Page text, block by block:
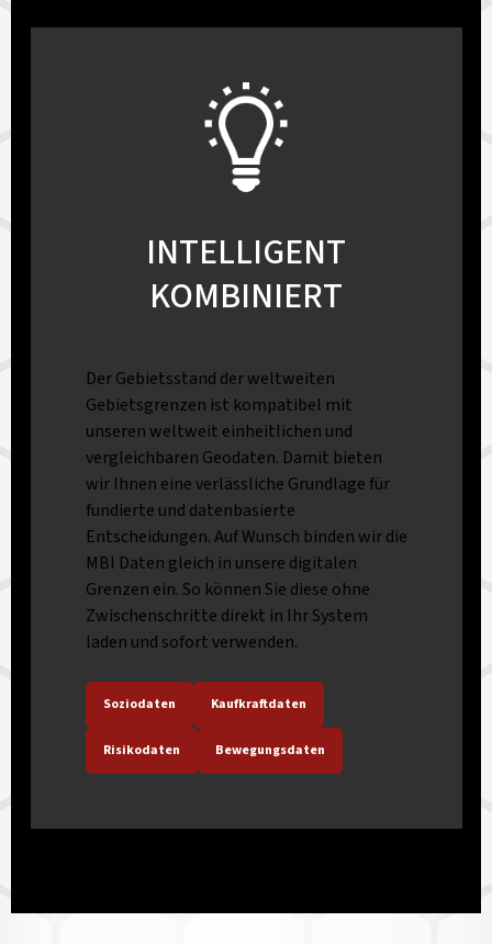
INTELLIGENT
KOMBINIERT
Der Gebietsstand der weltweiten
Gebietsgrenzen ist kompatibel mit
unseren weltweit einheitlichen und
vergleichbaren Geodaten. Damit bieten
wir Ihnen eine verlässliche Grundlage für
fundierte und datenbasierte
Entscheidungen. Auf Wunsch binden wir die
MBI Daten gleich in unsere digitalen
Grenzen ein. So können Sie diese ohne
Zwischenschritte direkt in Ihr System
laden und sofort verwenden.
Soziodaten Kaufkraftdaten
Risikodaten Bewegungsdaten